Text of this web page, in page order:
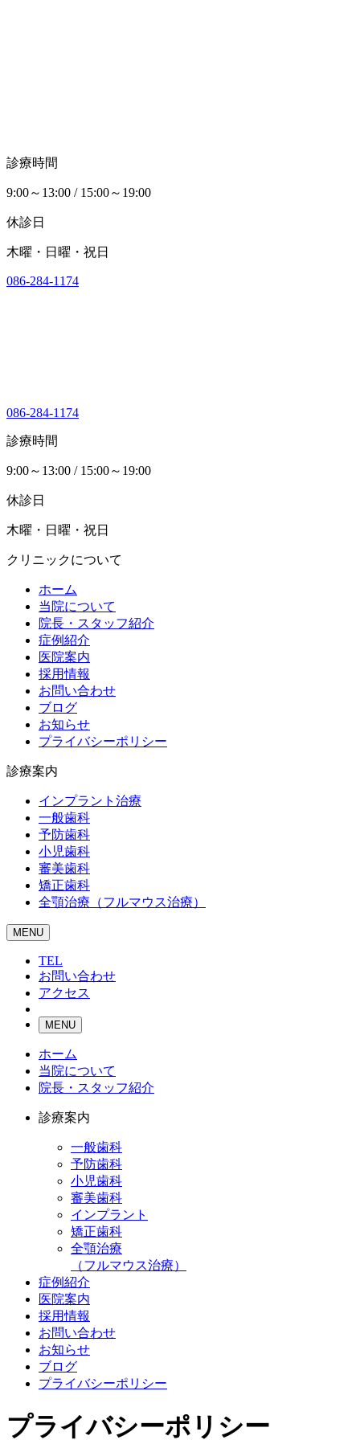
診療時間
9:00～13:00 / 15:00～19:00
休診日
木曜・日曜・祝日
086-284-1174
086-284-1174
診療時間
9:00～13:00 / 15:00～19:00
休診日
木曜・日曜・祝日
クリニックについて
ホーム
当院について
院長・スタッフ紹介
症例紹介
医院案内
採用情報
お問い合わせ
ブログ
お知らせ
プライバシーポリシー
診療案内
インプラント治療
一般歯科
予防歯科
小児歯科
審美歯科
矯正歯科
全顎治療（フルマウス治療）
MENU
TEL
お問い合わせ
アクセス
MENU
ホーム
当院について
院長・スタッフ紹介
診療案内
一般歯科
予防歯科
小児歯科
審美歯科
インプラント
矯正歯科
全顎治療
（フルマウス治療）
症例紹介
医院案内
採用情報
お問い合わせ
お知らせ
ブログ
プライバシーポリシー
プライバシーポリシー